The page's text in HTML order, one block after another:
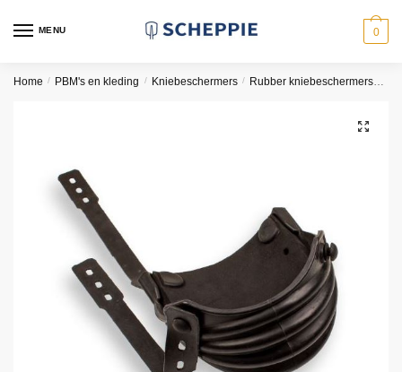
MENU 0
Home / PBM's en kleding / Kniebeschermers / Rubber kniebeschermers
🔍